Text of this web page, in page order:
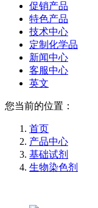
促销产品
特色产品
技术中心
定制化学品
新闻中心
客服中心
英文
您当前的位置：
首页
产品中心
基础试剂
生物染色剂